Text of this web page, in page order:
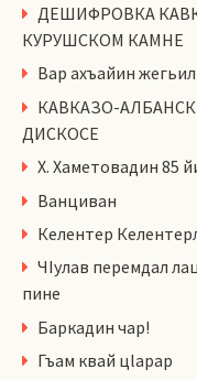
ДЕШИФРОВКА
КУРУШСКОМ КАМНЕ
Вар ахъайин
КАВКАЗО-
ДИСКОСЕ
Х. Хаметовадин 85
Ванциван
Келентер
ЧIулав перемдал
пине
Баркадин чар!
Гъам квай цlарар